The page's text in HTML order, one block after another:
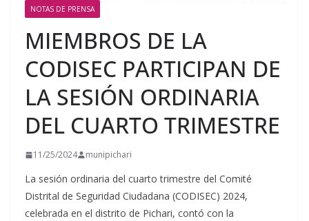
NOTAS DE PRENSA
MIEMBROS DE LA
CODISEC PARTICIPAN DE
LA SESIÓN ORDINARIA
DEL CUARTO TRIMESTRE
11/25/2024 munipichari
La sesión ordinaria del cuarto trimestre del Comité
Distrital de Seguridad Ciudadana (CODISEC) 2024,
celebrada en el distrito de Pichari, contó con la